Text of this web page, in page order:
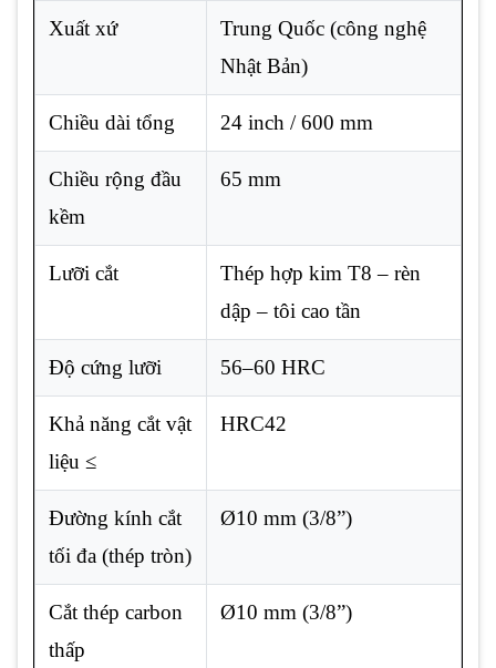
Xuất xứ
Trung Quốc (công nghệ
Nhật Bản)
Chiều dài tổng 24 inch / 600 mm
Chiều rộng đầu
kềm
65 mm
Lưỡi cắt
Thép hợp kim T8 – rèn
dập – tôi cao tần
Độ cứng lưỡi 56–60 HRC
Khả năng cắt vật
liệu ≤
HRC42
Đường kính cắt
tối đa (thép tròn)
Ø10 mm (3/8”)
Cắt thép carbon
thấp
Ø10 mm (3/8”)